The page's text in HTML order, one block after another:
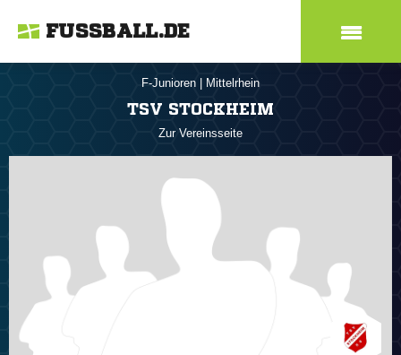
FUSSBALL.DE
F-Junioren Mittelrhein
TSV STOCKHEIM
Zur Vereinsseite